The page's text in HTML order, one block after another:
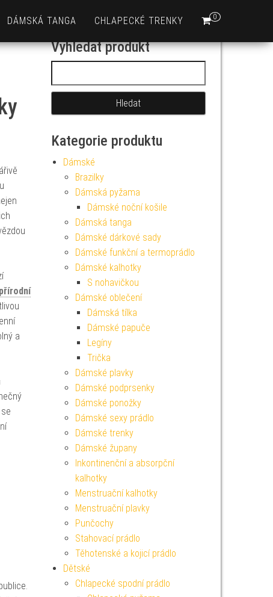
0
DÁMSKÁ TANGA CHLAPECKÉ TRENKY
přírodní
a
Vyhledat produkt
Kategorie produktu
Dámské
Brazilky
Dámská pyžama
Dámské noční košile
Dámská tanga
Dámské dárkové sady
Dámské funkční a termoprádlo
Dámské kalhotky
S nohavičkou
Dámské oblečení
Dámská tílka
Dámské papuče
Legíny
Trička
Dámské plavky
Dámské podprsenky
Dámské ponožky
Dámské sexy prádlo
Dámské trenky
Dámské župany
Inkontinenční a absorpční
kalhotky
Menstruační kalhotky
Menstruační plavky
Punčochy
Stahovací prádlo
Těhotenské a kojicí prádlo
Dětské
Chlapecké spodní prádlo